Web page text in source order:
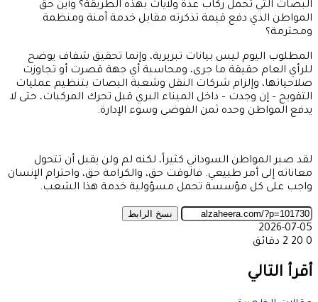
البصات التي تحمل ركاب عدة ولايات بهذه الطريقة؟ وأين حق
المواطن الذي دفع قيمة تذكرته مقابل خدمة آمنة ومنظمة
ومحترمة؟
المطلوب اليوم ليس بيانات تبريرية، وإنما تحقيق شفاف يوضح
للرأي العام حقيقة ما جرى، ومحاسبة أي جهة قصرت أو تجاوزت
صلاحياتها، وإلزام شركات النقل وشعبة البصات بتنظيم عمليات
التفويج – إن وجدت – داخل الميناء البري قبل تحرك المركبات، حتى لا
يدفع المواطن وحده ثمن الفوضى وسوء الإدارة.
لقد صبر المواطن السوداني كثيراً، لكنه لم ولن يقبل أن تتحول
معاناته إلى أمر طبيعي. فالوقت حق، والكرامة حق، واحترام الإنسان
واجب على كل مؤسسة تحمل مسؤولية خدمة هذا الشعب.
نسخ الرابط
2026-07-05
0
2 دقائق
عبر
البريد
أقرأ التالي